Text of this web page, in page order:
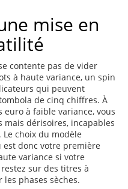
mise en
contente pas de vider
à haute variance, un spin
qui peuvent
de cinq chiffres. À
euro à faible variance, vous
dérisoires, incapables
choix du modèle
donc votre première
variance si votre
sur des titres à
phases sèches.